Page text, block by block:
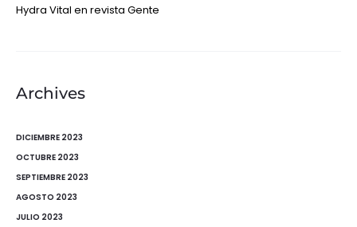
Hydra Vital en revista Gente
Archives
DICIEMBRE 2023
OCTUBRE 2023
SEPTIEMBRE 2023
AGOSTO 2023
JULIO 2023